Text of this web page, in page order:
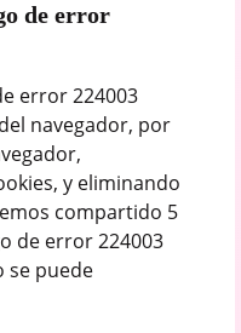
de error
error 224003
navegador, por
y eliminando
compartido 5
de error 224003
se puede